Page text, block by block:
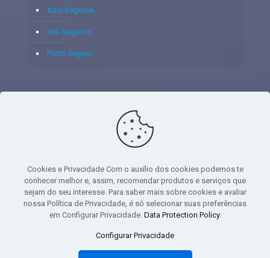
Azul Seguros
Itaú Seguros
Porto Seguro
© 2020 - Yoshie & Maia Corretora de Seguros Ltda - CNPJ:
05.459.716/0001-75 - SUSEP: 100637106 AV DOS
PAVIMENTO - CEP 06.020-012 - VILA YARA - OSASCO - UF SP -
TELEFONE - (11) 8251-9266
Cookies e Privacidade Com o auxílio dos cookies podemos te
conhecer melhor e, assim, recomendar produtos e serviços que
sejam do seu interesse. Para saber mais sobre cookies e avaliar
nossa Política de Privacidade, é só selecionar suas preferências
em Configurar Privacidade. Data Protection Policy.
Configurar Privacidade
1.23, user_data: { email_address: 'johnsmith@email.com', phone_number:
'1234567890', address: { first_name: 'john', last_name: 'smith', city: